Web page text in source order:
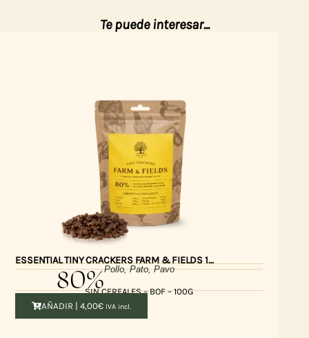
Te puede interesar...
ESSENTIAL TINY CRACKERS FARM & FIELDS 100gr
80%Pollo, Pato, Pavo
SIN CEREALES – BOF – 100G
AÑADIR | 4,00€ IVA incl.